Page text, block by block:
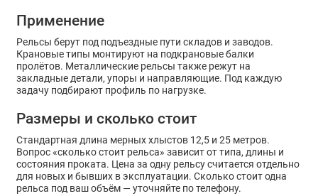
Применение
Рельсы берут под подъездные пути складов и заводов.
Крановые типы монтируют на подкрановые балки
пролётов. Металлические рельсы также режут на
закладные детали, упоры и направляющие. Под каждую
задачу подбирают профиль по нагрузке.
Размеры и сколько стоит
Стандартная длина мерных хлыстов 12,5 и 25 метров.
Вопрос «сколько стоит рельса» зависит от типа, длины и
состояния проката. Цена за одну рельсу считается отдельно
для новых и бывших в эксплуатации. Сколько стоит одна
рельса под ваш объём — уточняйте по телефону.